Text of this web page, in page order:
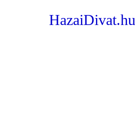
HazaiDivat.hu